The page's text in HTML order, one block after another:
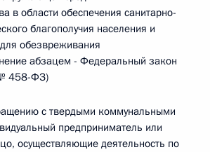
в области обеспечения санитарно-
благополучия населения и
обезвреживания
абзацем - Федеральный закон
458-ФЗ)
с твердыми коммунальными
предприниматель или
осуществляющие деятельность по